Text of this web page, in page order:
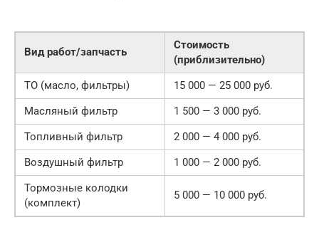
Вид работ/запчасть
Стоимость
(приблизительно)
ТО (масло, фильтры)
15 000 — 25 000 руб.
Масляный фильтр
1 500 — 3 000 руб.
Топливный фильтр
2 000 — 4 000 руб.
Воздушный фильтр
1 000 — 2 000 руб.
Тормозные колодки
(комплект)
5 000 — 10 000 руб.